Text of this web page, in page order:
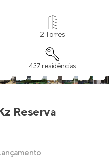
2 Torres
437 residências
Reserva